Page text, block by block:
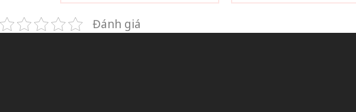
Đánh giá